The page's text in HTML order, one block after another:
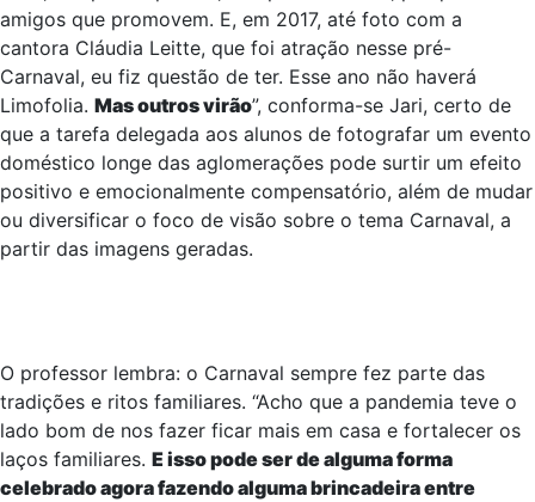
Limofolia, que não perco. Todo janeiro, nos últimos dez
anos, sempre fui para lá, não perdi nenhum, porque são
amigos que promovem. E, em 2017, até foto com a
cantora Cláudia Leitte, que foi atração nesse pré-
Carnaval, eu fiz questão de ter. Esse ano não haverá
Limofolia. Mas outros virão”, conforma-se Jari, certo de
que a tarefa delegada aos alunos de fotografar um evento
doméstico longe das aglomerações pode surtir um efeito
positivo e emocionalmente compensatório, além de mudar
O professor lembra: o Carnaval sempre fez parte das
tradições e ritos familiares. “Acho que a pandemia teve o
lado bom de nos fazer ficar mais em casa e fortalecer os